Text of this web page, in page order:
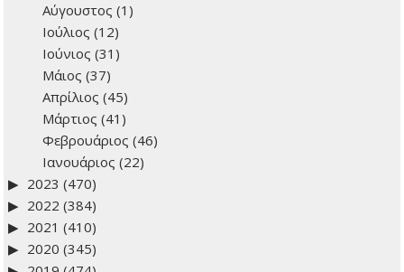
Αύγουστος (1)
Ιούλιος (12)
Ιούνιος (31)
Μάιος (37)
Απρίλιος (45)
Μάρτιος (41)
Φεβρουάριος (46)
Ιανουάριος (22)
2023 (470)
2022 (384)
2021 (410)
2020 (345)